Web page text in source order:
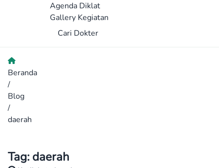
Agenda Diklat
Gallery Kegiatan
Cari Dokter
Beranda
/
Blog
/
daerah
Tag: daerah